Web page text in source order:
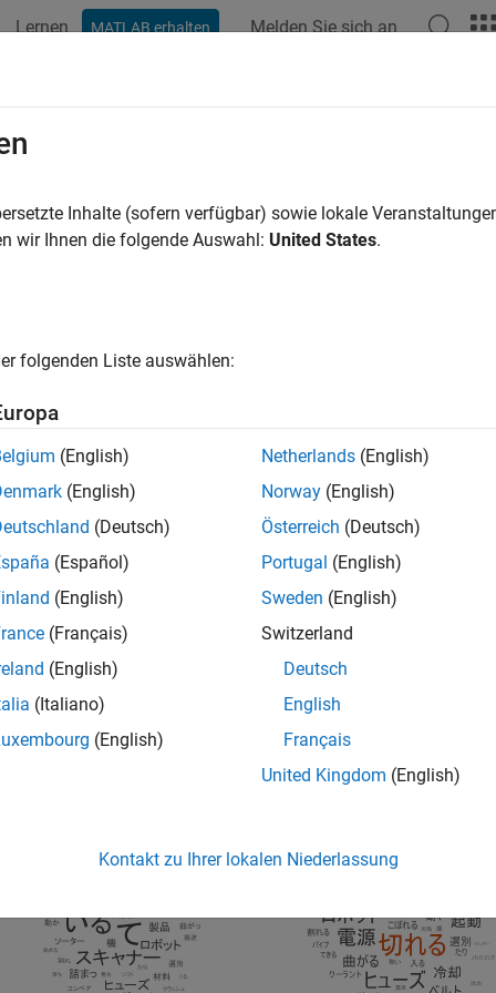
Lernen MATLAB erhalten Melden Sie sich an
Japanese Text Data
shows how to import, prepare, and analyze Japanese
that add noise. For example, stop words such as "あそこ"
and special characters
word clouds illustrate word frequency analysis applied to
version of the same text data.
Inhalte (sofern verfügbar) sowie lokale
wir Ihnen die folgende Auswahl: United States.
folgenden Liste auswählen:
(English)
(English)
(Deutsch)
(Español)
(English)
(Français)
(English)
(Italiano)
(English)
Netherlands (English)
Norway (English)
Österreich (Deutsch)
Portugal (English)
Sweden (English)
Switzerland
Deutsch
English
Français
United Kingdom (English)
Kontakt zu Ihrer lokalen Niederlassung